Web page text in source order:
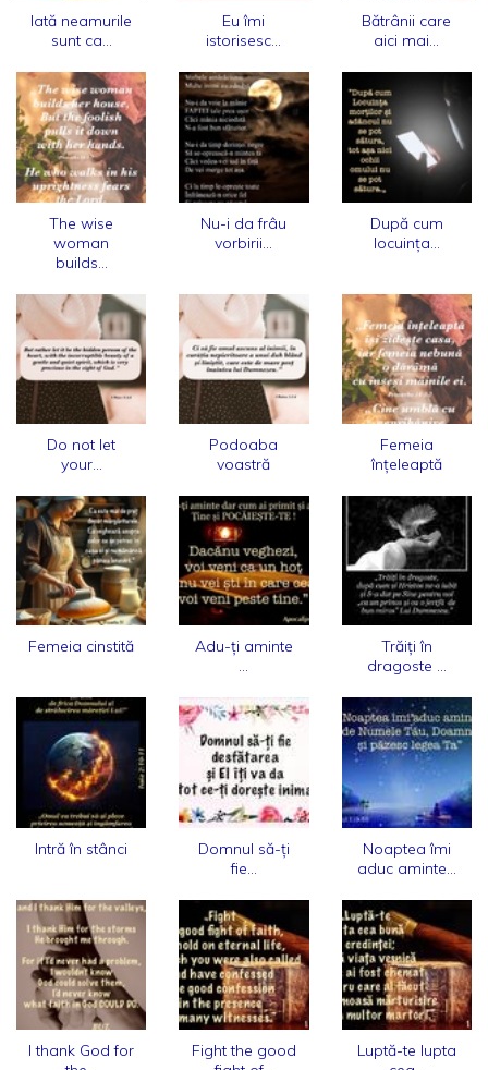
Iată neamurile
sunt ca...
Eu îmi
istorisesc...
Bătrânii care
aici mai...
The wise
woman
builds...
Nu-i da frâu
vorbirii...
După cum
locuința...
Do not let
your...
Podoaba
voastră
Femeia
înțeleaptă
Femeia cinstită
Adu-ți aminte
...
Trăiți în
dragoste ...
Intră în stânci
Domnul să-ți
fie...
Noaptea îmi
aduc aminte...
I thank God for
Fight the good
Luptă-te lupta